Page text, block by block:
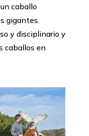
caballo
gigantes.
y disciplinario y
caballos en